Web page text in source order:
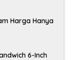
Harga Hanya
6-Inch